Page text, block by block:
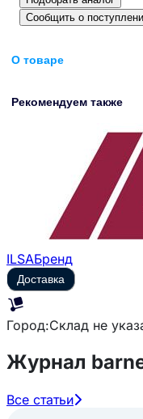
Сообщить о
О товаре
Рекомендуем также
ILSAБренд
Доставка
Город:Склад не
Журнал
Все статьи